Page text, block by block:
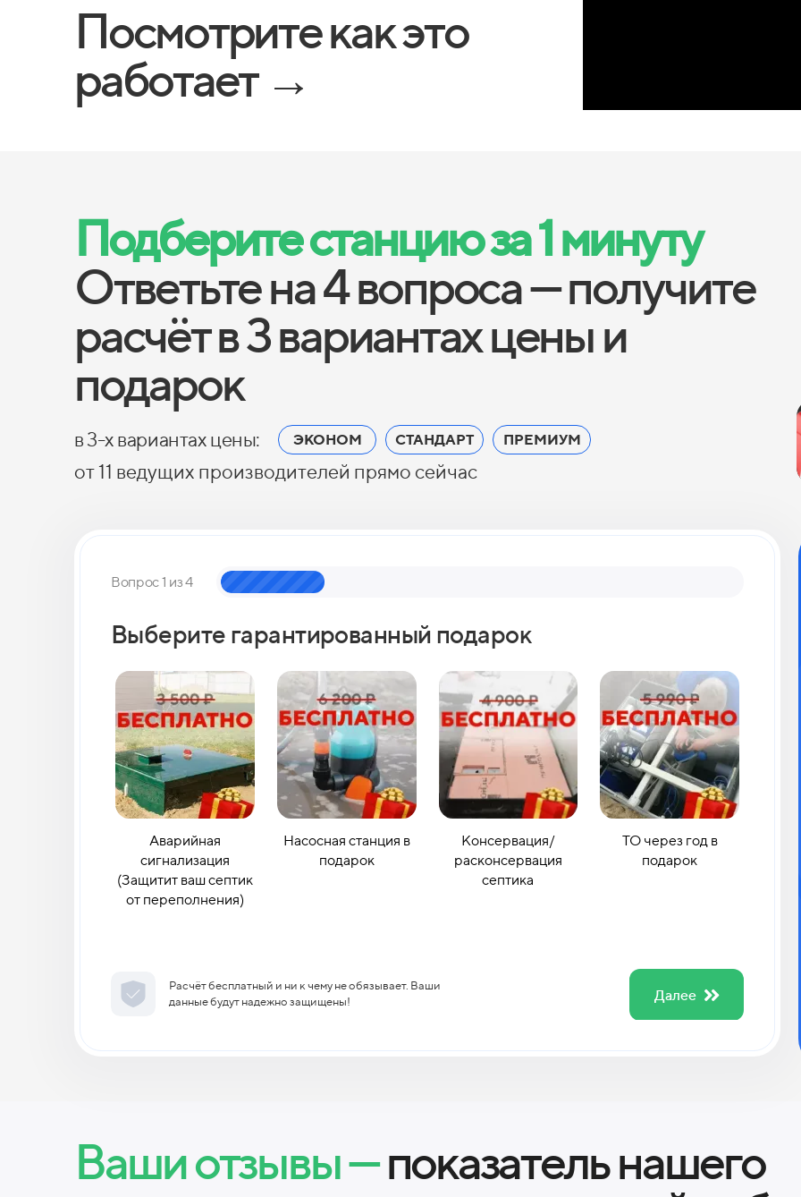
Посмотрите как это
работает →
Подберите станцию за 1 минуту
Ответьте на 4 вопроса — получите
расчёт в 3 вариантах цены и
подарок
в 3-х вариантах цены: ЭКОНОМ СТАНДАРТ ПРЕМИУМ
от 11 ведущих производителей прямо сейчас
Вопрос 1 из 4
Выберите гарантированный подарок
Аварийная
сигнализация
(Защитит ваш септик
от переполнения)
Насосная станция в
подарок
Консервация/
расконсервация
септика
ТО через год в
подарок
Расчёт бесплатный и ни к чему не обязывает. Ваши
данные будут надежно защищены!
Далее
Ваши отзывы —показатель нашего